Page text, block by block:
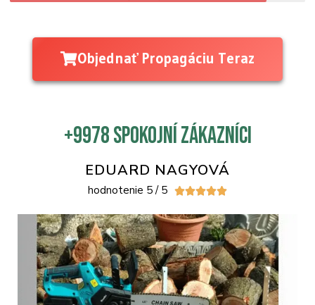
Objednať Propagáciu Teraz
+9978 spokojní zákazníci
EDUARD NAGYOVÁ
hodnotenie 5 / 5 